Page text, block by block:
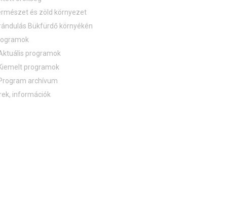
és zöld környezet
Bükfürdő környékén
programok
programok
archívum
információk